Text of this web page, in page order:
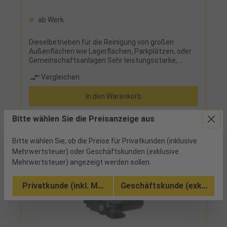
ab Werk
Dieselbetrieben für die Reinigung von großen
Außenflächen wie Lagerflächen, Parkplätzen, oder
Gemeinschaftsanlagen Sehr leistungsstarke,
Funktionalität, geeignet für aufwendige
Reinigungsarbeiten Optimale Reinigungsergebnisse
auch bei wechselnden Bodenbeschaffenheiten
wegen schwimmender Hauptkehrwalze mit
selbstregulierender HöheneinstellungOptimale
Saugergebnisse auch bei hohem Feinstaubgehalt
Stofftaschenrüttelfilter, Filter einfach und
werkzeuglos auswechselbarVermeidung von
Staubaufwirbelung rund um die Maschine durch
SeitenbesensErgonomischer Fahrerplatz mit
verstellbarem SitzSchnelle Kontrolle aller
Funktionen durch übersichtliches
ArmaturenbrettAuf diesen Artikel erhalten Sie die 3-
Vergleichen
In den Warenkorb
Bitte wählen Sie die Preisanzeige aus
Bitte wählen Sie, ob die Preise für Privatkunden (inklusive
Mehrwertsteuer) oder Geschäftskunden (exklusive
Mehrwertsteuer) angezeigt werden sollen.
Privatkunde (inkl. MwSt.) Geschäftskunde (exkl.